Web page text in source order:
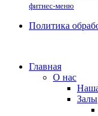
фитнес-меню
Политика
Главная
О нас
Залы